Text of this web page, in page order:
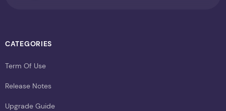
CATEGORIES
Term Of Use
Release Notes
Upgrade Guide